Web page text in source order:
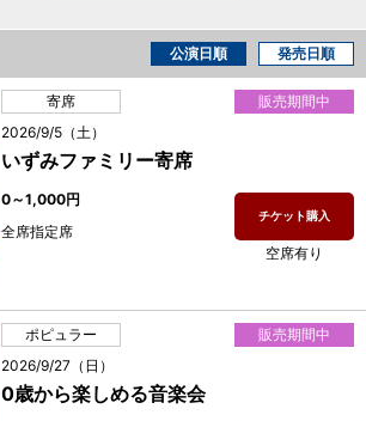
公演日順 発売日順
寄席
2026/9/5（土）
販売期間中
いずみファミリー寄席
0～1,000円
全席指定席
チケット購入
空席有り
ポピュラー
2026/9/27（日）
販売期間中
0歳から楽しめる音楽会